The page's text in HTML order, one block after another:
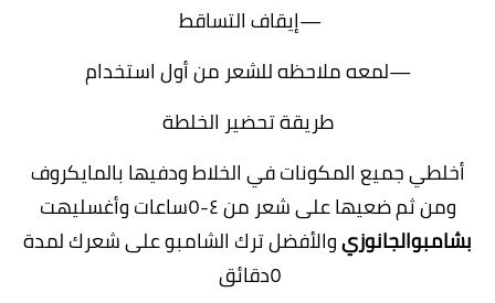
—إيقاف التساقط
—لمعه ملاحظه للشعر من أول استخدام
طريقة تحضير الخلطة
أخلطي جميع المكونات في الخلاط ودفيها بالمايكروف
ومن ثم ضعيها على شعر من ٤-٥ساعات وأغسليهت
بشامبوالجانوزيوالأفضل ترك الشامبو على شعرك لمدة
٥دقائق